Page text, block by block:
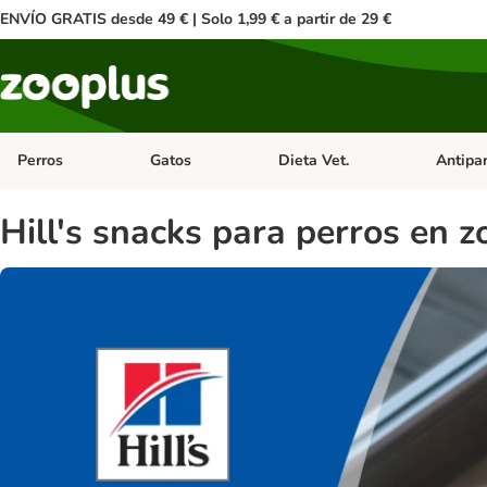
ENVÍO GRATIS desde 49 € | Solo 1,99 € a partir de 29 €
Perros Menú de categoria abierto: Perros
Gatos Menú de categoria abierto: Gatos
Dieta Vet. Menú
Hill's snacks para perros en